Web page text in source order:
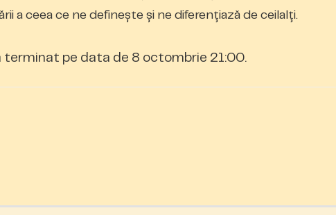
a ceea ce ne definește şi ne diferențiază de ceilalți.
pe data de 8 octombrie 21:00.